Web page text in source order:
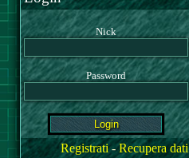
Nick
Password
Registrati-Recupera dati